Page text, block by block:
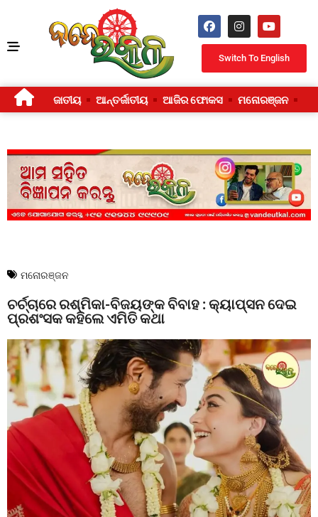
Switch To English
ଜାତୀୟ ଆନ୍ତର୍ଜାତୀୟ ଆଜିର ଫୋକସ ମନୋରଞ୍ଜନ
ମନୋରଞ୍ଜନ
ଚର୍ଚ୍ଚାରେ ରଶ୍ମିକା-ବିଜୟଙ୍କ ବିବାହ : କ୍ୟାପ୍ସନ ଦେଇ
ପ୍ରଶଂସକ କହିଲେ ଏମିତି କଥା